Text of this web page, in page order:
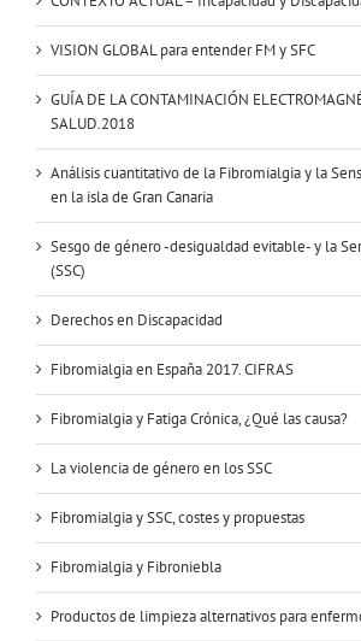
VISION GLOBAL para entender FM y SFC
GUÍA DE LA CONTAMINACIÓN
SALUD.2018
Análisis cuantitativo de la Fibromialgia y la
en la isla de Gran Canaria
Sesgo de género -desigualdad evitable- y la
(SSC)
Derechos en Discapacidad
Fibromialgia en España 2017. CIFRAS
Fibromialgia y Fatiga Crónica, ¿Qué las causa?
La violencia de género en los SSC
Fibromialgia y SSC, costes y propuestas
Fibromialgia y Fibroniebla
Productos de limpieza alternativos para